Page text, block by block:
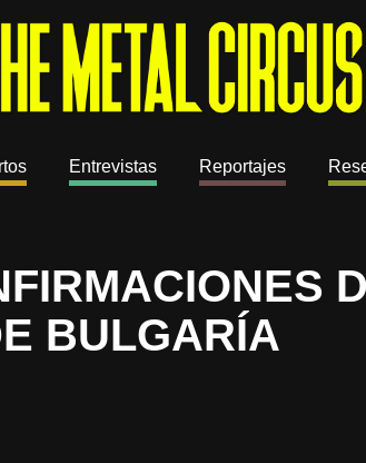
Entrevistas Reportajes
BULGARÍA